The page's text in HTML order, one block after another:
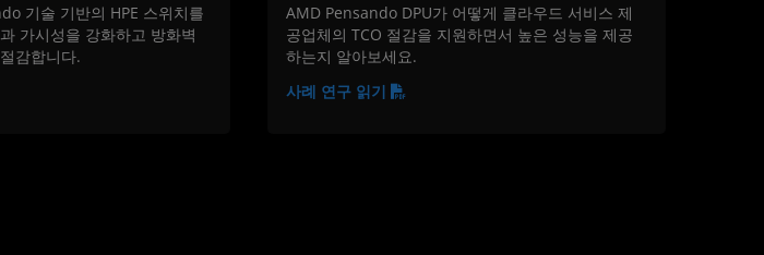
기술 기반의 HPE 스위치를
가시성을 강화하고 방화벽
감합니다.
AMD Pensando DPU가 어떻게 클라우드 서비스 제
공업체의 TCO 절감을 지원하면서 높은 성능을 제공
하는지 알아보세요.
사례 연구 읽기